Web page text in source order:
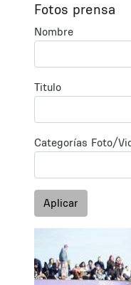
Fotos prensa
Nombre
Titulo
Categorías Foto/
Aplicar